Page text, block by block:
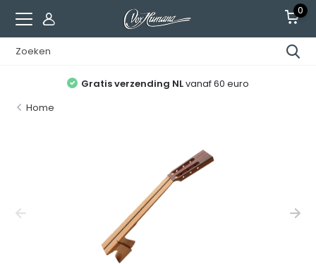
0
Gratis verzending NLvanaf 60 euro
Home